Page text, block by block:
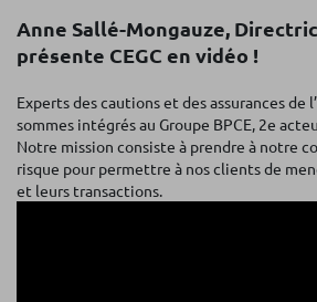
Anne Sallé-Mongauze,
présente CEGC en vidéo !
Experts des cautions et des assurances de
sommes intégrés au Groupe BPCE, 2e
Notre mission consiste à prendre à notre
risque pour permettre à nos clients de
et leurs transactions.